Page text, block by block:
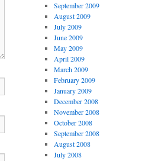
September 2009
August 2009
July 2009
June 2009
May 2009
April 2009
March 2009
February 2009
January 2009
December 2008
November 2008
October 2008
September 2008
August 2008
July 2008